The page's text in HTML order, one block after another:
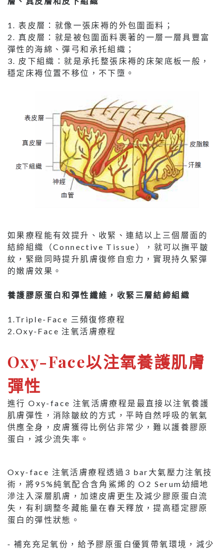
1. 表皮層：就像一張床褥的外包圍面料；
2. 真皮層：就是被包圍面料裹著的一層一層具豐富
彈性的海綿、彈弓和承托組織；
3. 皮下組織：就是承托整張床褥的床架底板一般，
穩定床褥位置不移位，不下墮。
如果療程能有效提升、收緊、連結以上三個層面的
結締組織（Connective Tissue），就可以撫平皺
紋，緊緻同時提升肌膚復修自愈力，實現持久緊彈
的嫩膚效果。
養護膠原蛋白和彈性纖維，收緊三層結締組織
1.Triple-Face 三頻復修療程
2.Oxy-Face 注氧活膚療程
Oxy-Face以注氧養護肌膚
彈性
進行 Oxy-face 注氧活膚療程是最直接以注氧養護
肌膚彈性，消除皺紋的方式，平時自然呼吸的氧氣
供應全身，皮膚獲得比例佔非常少，難以護養膠原
蛋白，減少流失率。
Oxy-face 注氧活膚療程透過3 bar大氣壓力注氧技
術，將95%純氧配合含角鯊烯的 O2 Serum幼細地
滲注入深層肌膚，加速皮膚更生及減少膠原蛋白流
失，有利調整冬藏能量在春天釋放，提高穩定膠原
蛋白的彈性狀態。
⁃ 補充充足氧份，給予膠原蛋白優質帶氧環境，減少